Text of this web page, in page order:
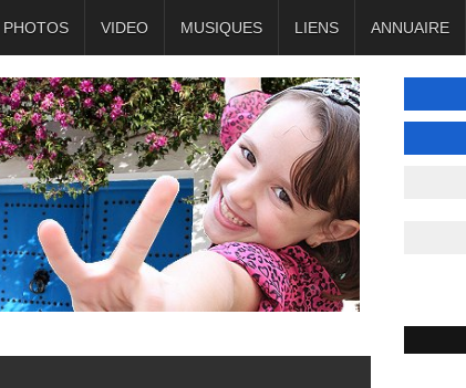
PHOTOS VIDEO MUSIQUES LIENS ANNUAIRE